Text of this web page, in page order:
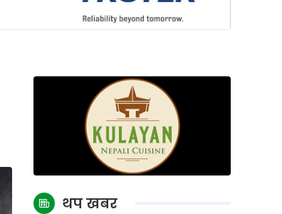
थप खबर